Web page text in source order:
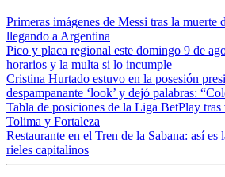
Primeras imágenes de Messi tras la muerte
llegando a Argentina
Pico y placa regional este domingo 9 de
horarios y la multa si lo incumple
Cristina Hurtado estuvo en la posesión
despampanante ‘look’ y dejó palabras:
Tabla de posiciones de la Liga BetPlay tras
Tolima y Fortaleza
Restaurante en el Tren de la Sabana: así es
rieles capitalinos